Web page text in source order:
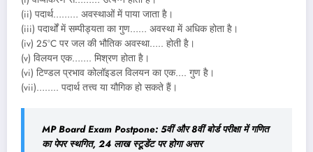
(ii) पदार्थ……… अवस्थाओं में पाया जाता है।
(iii) पदार्थों में सम्पीड्यता का गुण…… अवस्था में अधिक होता है।
(iv) 25°C पर जल की भौतिक अवस्था….. होती है।
(v) विलयन एक……. मिश्रण होता है।
(vi) टिण्डल प्रभाव कोलॉइडल विलयन का एक…. गुण है।
(vii)…….. पदार्थ तत्त्व या यौगिक हो सकते हैं।
MP Board Exam Postpone: 5वीं और 8वीं बोर्ड परीक्षा में गणित
का पेपर स्थगित, 24 लाख स्टूडेंट पर होगा असर